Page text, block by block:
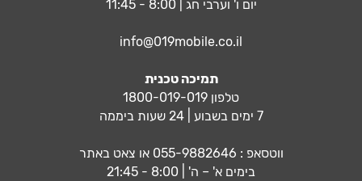
יום ו' וערבי חג | 8:00 - 11:45
info@019mobile.co.il
תמיכה טכנית
טלפון 1800-019-019
7 ימים בשבוע | 24 שעות ביממה
ווטסאפ : 055-9882646 או צאט באתר
בימים א' – ה' | 8:00 - 21:45